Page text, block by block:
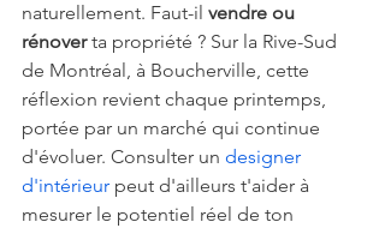
naturellement. Faut-il vendre ou
rénover ta propriété ? Sur la Rive-Sud
de Montréal, à Boucherville, cette
réflexion revient chaque printemps,
portée par un marché qui continue
d'évoluer. Consulter un designer
d'intérieur peut d'ailleurs t'aider à
mesurer le potentiel réel de ton